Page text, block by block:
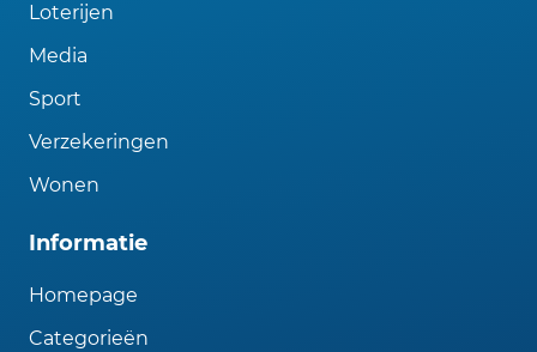
Loterijen
Media
Sport
Verzekeringen
Wonen
Informatie
Homepage
Categorieën